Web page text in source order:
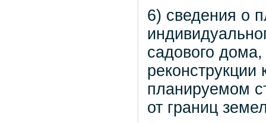
6) сведения о
садового
планируемом
от границ